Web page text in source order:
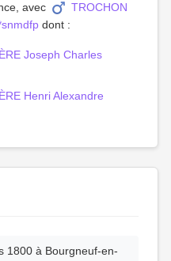
avec
TROCHON
dont :
Joseph Charles
Henri Alexandre
1800 à Bourgneuf-en-